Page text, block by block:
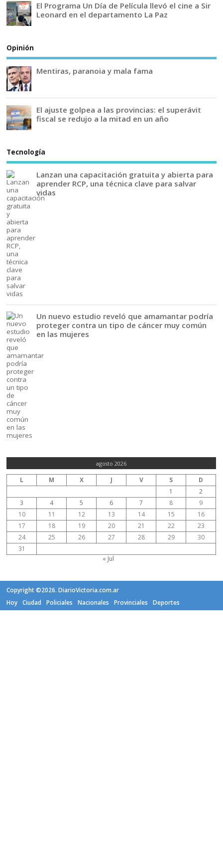
El Programa Un Día de Película llevó el cine a Sir
Leonard en el departamento La Paz
Opinión
Mentiras, paranoia y mala fama
El ajuste golpea a las provincias: el superávit
fiscal se redujo a la mitad en un año
Tecnología
Lanzan una capacitación gratuita y abierta para
aprender RCP, una técnica clave para salvar
vidas
Un nuevo estudio reveló que amamantar podría
proteger contra un tipo de cáncer muy común
en las mujeres
agosto 2026
L M X J V S
D
1
2
3
4 5 6 7 8
9
10
11 12 13 14 15
16
17
18 19 20 21 22
23
24
25 26 27 28 29
30
31
« Jul
Copyright ©2026. DiarioVictoria.com.ar
Hoy
Ciudad Policiales Nacionales Provinciales Deportes